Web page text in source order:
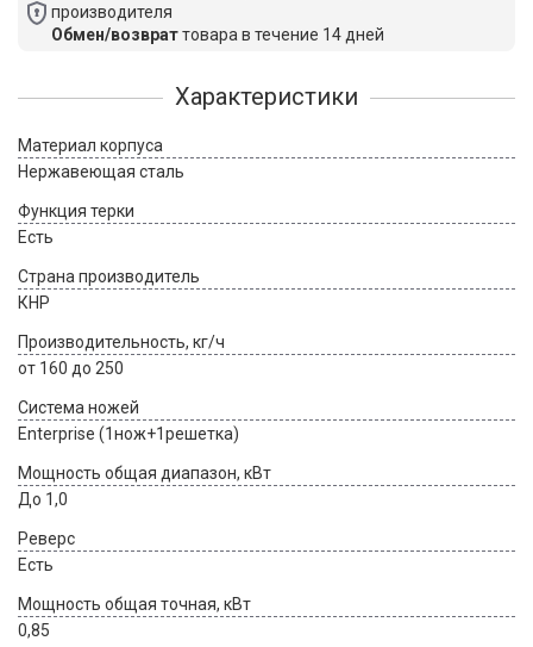
производителя
Обмен/возвраттовара в течение 14 дней
Характеристики
Материал корпуса
Нержавеющая сталь
Функция терки
Есть
Страна производитель
КНР
Производительность, кг/ч
от 160 до 250
Система ножей
Enterprise (1нож+1решетка)
Мощность общая диапазон, кВт
До 1,0
Реверс
Есть
Мощность общая точная, кВт
0,85